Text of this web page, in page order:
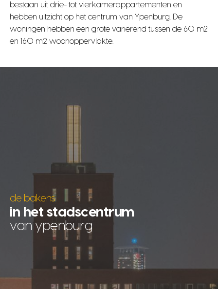
bestaan uit drie- tot vierkamerappartementen en
hebben uitzicht op het centrum van Ypenburg. De
woningen hebben een grote variërend tussen de 60 m2
en 160 m2 woonoppervlakte.
de bakens
in het stadscentrum
van ypenburg